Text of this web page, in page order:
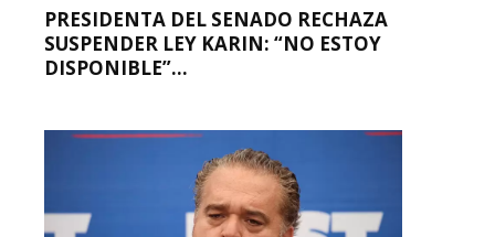
PRESIDENTA DEL SENADO RECHAZA
SUSPENDER LEY KARIN: “NO ESTOY
DISPONIBLE”...